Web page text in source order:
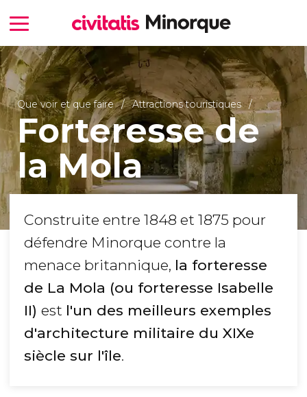
Que voir et que faire Attractions touristiques
Forteresse de
la Mola
Construite entre 1848 et 1875 pour
défendre Minorque contre la
menace britannique, la forteresse
de La Mola (ou forteresse Isabelle
II) est l'un des meilleurs exemples
d'architecture militaire du XIXe
siècle sur l'île.